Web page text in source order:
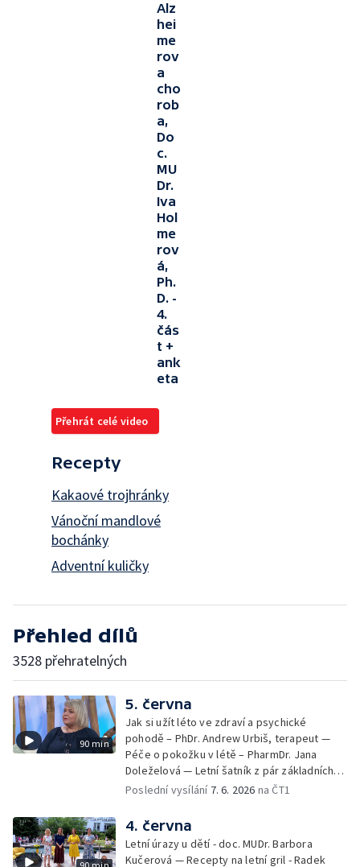
Alz
hei
me
rov
a
cho
rob
a,
Do
c.
MU
Dr.
Iva
Hol
me
rov
á,
Ph.
D. -
4.
čás
t +
ank
eta
Přehrát celé video
Recepty
Kakaové trojhránky
Vánoční mandlové
bochánky
Adventní kuličky
Přehled dílů
3528 přehratelných
90 min
5. června
Jak si užít léto ve zdraví a psychické
pohodě – PhDr. Andrew Urbiš, terapeut —
Péče o pokožku v létě – PharmDr. Jana
Doleželová — Letní šatník z pár základních
kousků – Luděk Šmehlík, stylista —
slavnosti – Jiří Krhut, hudebník — Vaření:
letní párty s přáteli – Pavla Pavelková —
Festival v ulicích – Petra Hradilová — Muzejní
Poslední vysílání 7. 6. 2026 na ČT1
4. června
Letní úrazy u dětí - doc. MUDr. Barbora
Kučerová — Recepty na letní gril - Radek